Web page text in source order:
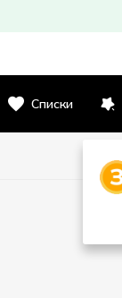
Списки